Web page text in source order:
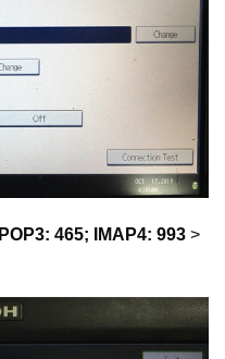
POP3: 465; IMAP4: 993 >